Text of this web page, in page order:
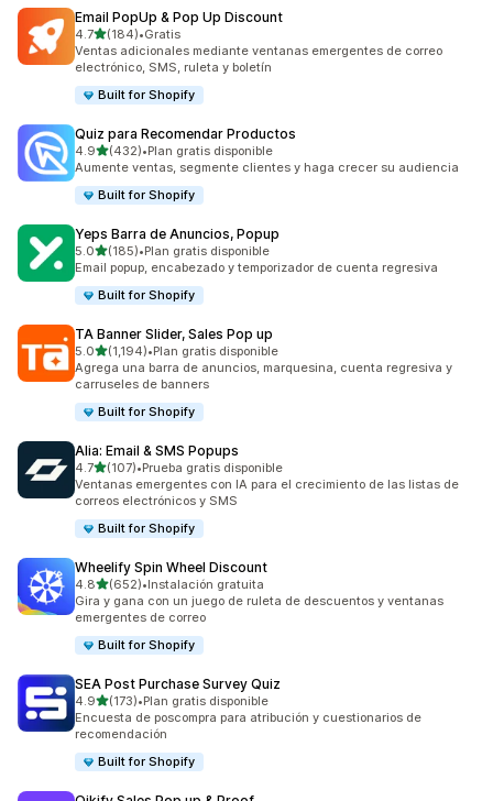
Email PopUp & Pop Up Discount
4.7de 5 estrellas
(184)
184 reseñas en total
•Gratis
Ventas adicionales mediante ventanas emergentes de correo
electrónico, SMS, ruleta y boletín
Built for Shopify
Quiz para Recomendar Productos
4.9de 5 estrellas
(432)
432 reseñas en total
•Plan gratis disponible
Aumente ventas, segmente clientes y haga crecer su audiencia
Built for Shopify
Yeps Barra de Anuncios, Popup
5.0de 5 estrellas
(185)
185 reseñas en total
•Plan gratis disponible
Email popup, encabezado y temporizador de cuenta regresiva
Built for Shopify
TA Banner Slider, Sales Pop up
5.0de 5 estrellas
(1,194)
1194 reseñas en total
•Plan gratis disponible
Agrega una barra de anuncios, marquesina, cuenta regresiva y
carruseles de banners
Built for Shopify
Alia: Email & SMS Popups
4.7de 5 estrellas
(107)
107 reseñas en total
•Prueba gratis disponible
Ventanas emergentes con IA para el crecimiento de las listas de
correos electrónicos y SMS
Built for Shopify
Wheelify Spin Wheel Discount
4.8de 5 estrellas
(652)
652 reseñas en total
•Instalación gratuita
Gira y gana con un juego de ruleta de descuentos y ventanas
emergentes de correo
Built for Shopify
SEA Post Purchase Survey Quiz
4.9de 5 estrellas
(173)
173 reseñas en total
•Plan gratis disponible
Encuesta de poscompra para atribución y cuestionarios de
recomendación
Built for Shopify